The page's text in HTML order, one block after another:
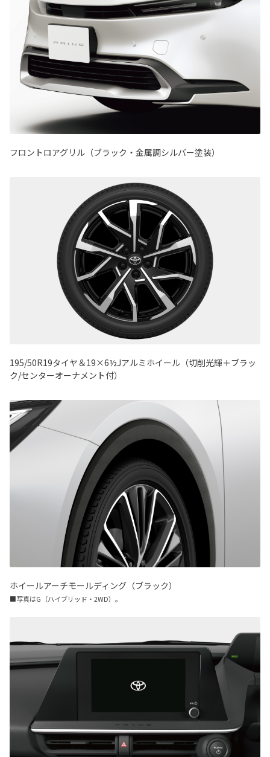
フロントロアグリル（ブラック・金属調シルバー塗装）
195/50R19タイヤ＆19×6½Jアルミホイール（切削光輝＋ブラッ
ク/センターオーナメント付）
ホイールアーチモールディング（ブラック）
■写真はG（ハイブリッド・2WD）。